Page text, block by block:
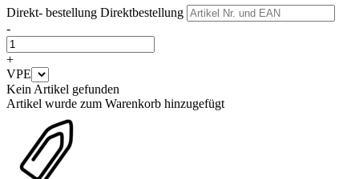
Direkt- bestellung Direktbestellung
-
+
VPE
Kein Artikel gefunden
Artikel wurde zum Warenkorb hinzugefügt